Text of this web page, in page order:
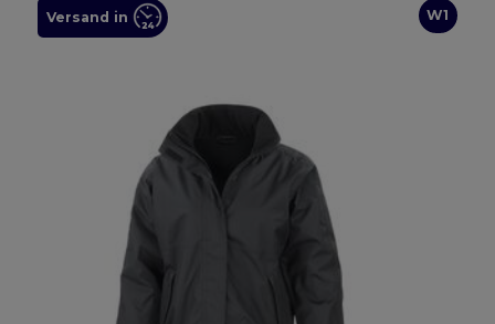
W1
Versand in